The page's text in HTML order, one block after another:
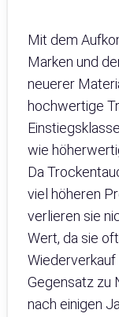
Mit dem
Marken und
neuerer
hochwertige
wie
Da
viel höheren
verlieren sie
Wert, da sie
Gegensatz zu
nach einigen